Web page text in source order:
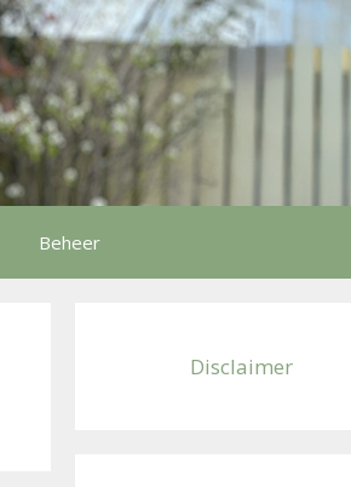
Beheer
Disclaimer